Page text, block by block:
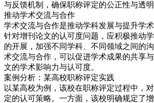
与反馈机制，确保职称评定的公正性与透明
推动学术交流与合作
学术交流与合作是推动学科发展与提升学术
针对增刊论文的认可度问题，应积极推动
的开展，加强不同学科、不同领域之间的
术交流与合作，可以促进学术成果的共享
文的学术影响力与认可度。
案例分析：某高校职称评定实践
以某高校为例，该校在职称评定过程中，
定的认可策略。一方面，该校明确规定了